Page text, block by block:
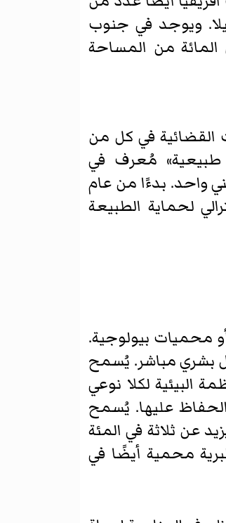
ويوجد في جنوب
20 منتزها وطنيا تغطي 3,700,000 هكتارا (37,000 كيلومترا مربعا)، اي حوالي 3 في المائة من المساحة
القضائية في كل من
طبيعية» مُعرف في
واحد. بدءًا من عام
الوطني الأسترالي لحماية الطبيعة
محميات بيولوجية.
بشري مباشر. يُسمح
البيئية لكلا نوعي
عليها. يُسمح
عن ثلاثة في المئة
البرية محمية أيضًا في